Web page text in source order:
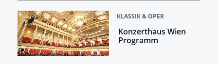
KLASSIK & OPER
Konzerthaus Wien
Programm